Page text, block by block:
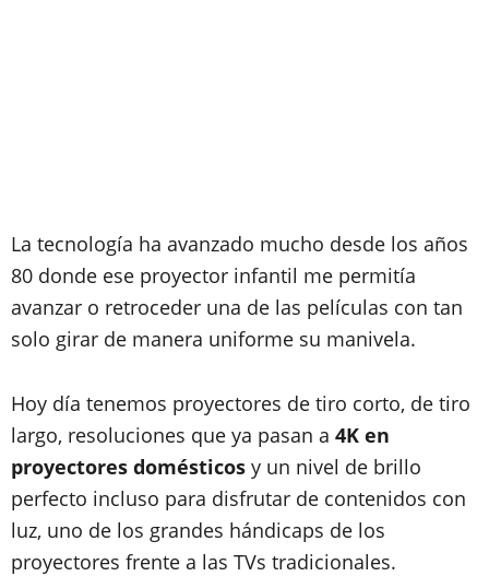
La tecnología ha avanzado mucho desde los años
80 donde ese proyector infantil me permitía
avanzar o retroceder una de las películas con tan
solo girar de manera uniforme su manivela.
Hoy día tenemos proyectores de tiro corto, de tiro
largo, resoluciones que ya pasan a 4K en
proyectores domésticos y un nivel de brillo
perfecto incluso para disfrutar de contenidos con
luz, uno de los grandes hándicaps de los
proyectores frente a las TVs tradicionales.